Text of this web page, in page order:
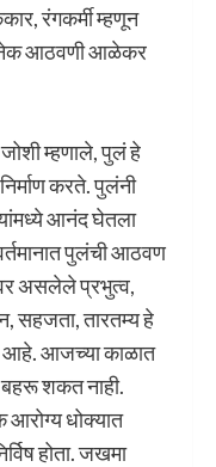
रंगकर्मी म्हणून
अनेक आठवणी आळेकर
जोशी म्हणाले, पुलं हे
करते. पुलंनी
आनंद घेतला
पुलंची आठवण
असलेले प्रभुत्व,
सहजता, तारतम्य हे
आहे. आजच्या काळात
बहरू शकत नाही.
आरोग्य धोक्यात
होता. जखमा